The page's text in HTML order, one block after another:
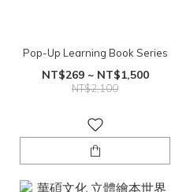
Pop-Up Learning Book Series
NT$269 ~ NT$1,500
NT$2,100